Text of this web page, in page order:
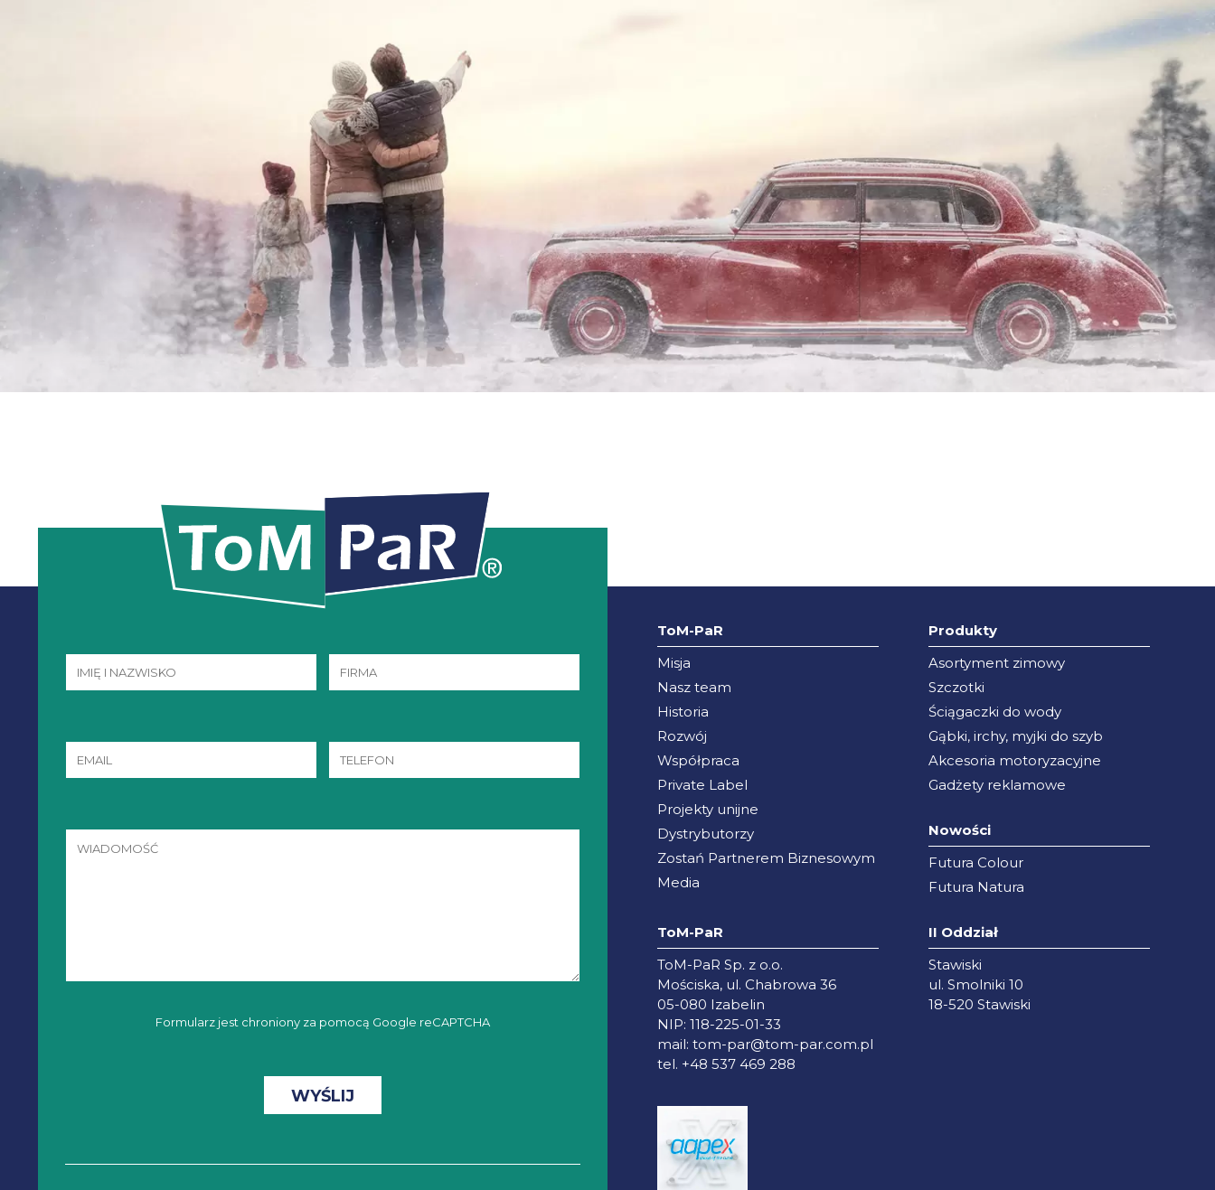
Formularz jest chroniony za pomocą Google reCAPTCHA
ToM-PaR
Misja
Nasz team
Historia
Rozwój
Współpraca
Private Label
Projekty unijne
Dystrybutorzy
Zostań Partnerem Biznesowym
Media
Produkty
Asortyment zimowy
Szczotki
Ściągaczki do wody
Gąbki, irchy, myjki do szyb
Akcesoria motoryzacyjne
Gadżety reklamowe
Nowości
Futura Colour
Futura Natura
ToM-PaR
ToM-PaR Sp. z o.o.
Mościska, ul. Chabrowa 36
05-080 Izabelin
NIP: 118-225-01-33
mail: tom-par@tom-par.com.pl
tel. +48 537 469 288
II Oddział
Stawiski
ul. Smolniki 10
18-520 Stawiski